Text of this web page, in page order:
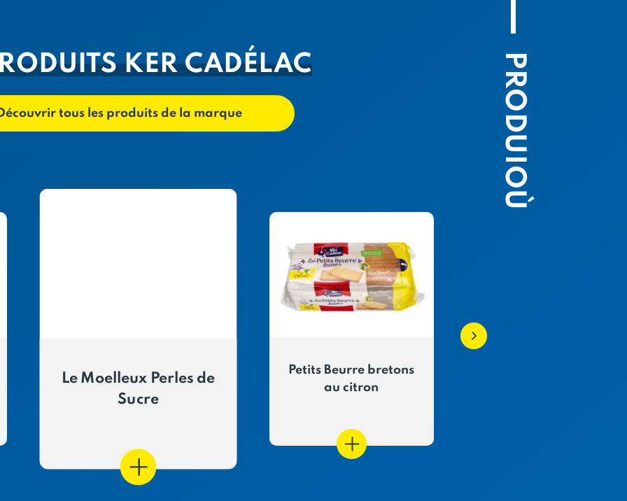
PRODUIOÙ
KER CADÉLAC
tous les produits de la marque
Le Moelleux Perles de
Sucre
Petits Beurre bretons
au citron